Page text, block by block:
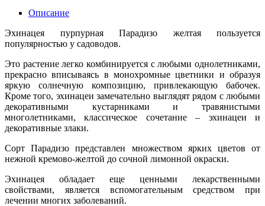
Описание
Эхинацея пурпурная Парадизо желтая пользуется
популярностью у садоводов.
Это растение легко комбинируется с любыми однолетниками,
прекрасно вписываясь в монохромные цветники и образуя
яркую солнечную композицию, привлекающую бабочек.
Кроме того, эхинацеи замечательно выглядят рядом с любыми
декоративными кустарниками и травянистыми
многолетниками, классическое сочетание – эхинацеи и
декоративные злаки.
Сорт Парадизо представлен множеством ярких цветов от
нежной кремово-желтой до сочной лимонной окраски.
Эхинацея обладает еще ценными лекарственными
свойствами, является вспомогательным средством при
лечении многих заболеваний.